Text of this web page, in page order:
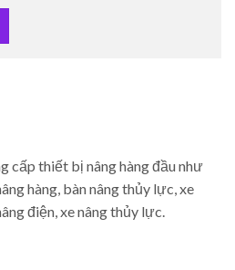
cấp thiết bị nâng hàng đầu như
hàng, bàn nâng thủy lực, xe
điện, xe nâng thủy lực.